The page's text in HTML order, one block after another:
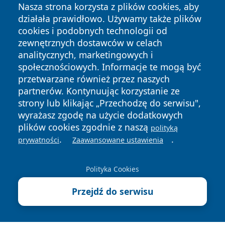
Nasza strona korzysta z plików cookies, aby
działała prawidłowo. Używamy także plików
cookies i podobnych technologii od
zewnętrznych dostawców w celach
analitycznych, marketingowych i
społecznościowych. Informacje te mogą być
przetwarzane również przez naszych
partnerów. Kontynuując korzystanie ze
strony lub klikając „Przechodzę do serwisu",
wyrażasz zgodę na użycie dodatkowych
plików cookies zgodnie z naszą polityką
prywatności. Zaawansowane ustawienia .
Polityka Cookies
Przejdź do serwisu
Copyright © 2026 wiadomosciolsztyn.pl Wszystkie prawa
zastrzeżone.
News Autorzy
Polityka
Prywatności
Polityka
Cookies